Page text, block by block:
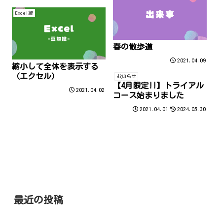
春の散歩道
2021.04.09
Excel編
縮小して全体を表示する
（エクセル）
2021.04.02
お知らせ
【4月限定!!】トライアル
コース始まりました
2021.04.01 2024.05.30
最近の投稿